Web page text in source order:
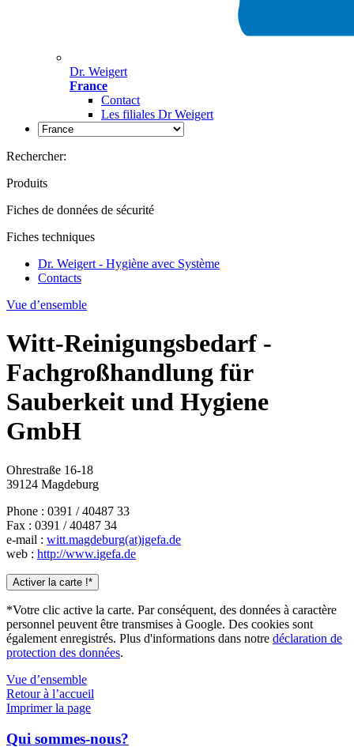
Dr. Weigert
France
Contact
Les filiales Dr Weigert
Rechercher:
Produits
Fiches de données de sécurité
Fiches techniques
Dr. Weigert - Hygiène avec Système
Contacts
Vue d’ensemble
Witt-Reinigungsbedarf -
Fachgroßhandlung für
Sauberkeit und Hygiene
GmbH
Ohrestraße 16-18
39124 Magdeburg
Phone : 0391 / 40487 33
Fax : 0391 / 40487 34
e-mail : witt.magdeburg(at)igefa.de
web : http://www.igefa.de
Activer la carte !*
*Votre clic active la carte. Par conséquent, des données à caractère
personnel peuvent être transmises à Google. Des cookies sont
également enregistrés. Plus d'informations dans notre déclaration de
protection des données.
Vue d’ensemble
Retour à l’accueil
Imprimer la page
Qui sommes-nous?